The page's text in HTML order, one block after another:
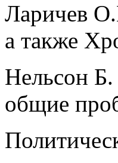
Ларичев
а также
Нельсон Б.
общие